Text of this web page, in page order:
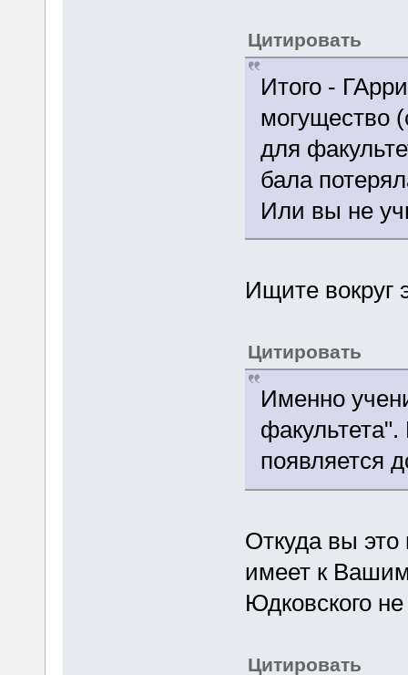
Цитировать
Итого -
могущество
для
бала
Или вы не
Ищите вокруг
Цитировать
Именно
появляется
Откуда вы это
имеет к Вашим
Юдковского
Цитировать